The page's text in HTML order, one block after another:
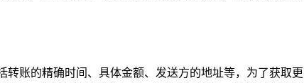
账的精确时间、具体金额、发送方的地址等，为了获取